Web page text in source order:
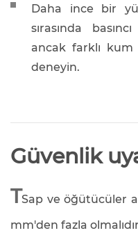
Daha ince bir
sırasında
ancak farklı
deneyin.
Güvenlik
TSap ve öğütücüler
mm'den fazla